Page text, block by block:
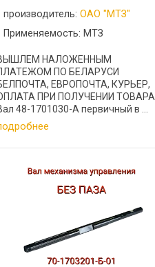
производитель: ОАО "МТЗ"
Применяемость: МТЗ
НАЛОЖЕННЫМ
ПО БЕЛАРУСИ
ЕВРОПОЧТА, КУРЬЕР,
ПРИ ПОЛУЧЕНИИ ТОВАРА
48-1701030-А первичный в ...